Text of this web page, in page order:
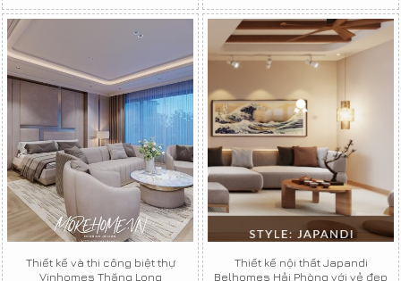
Thiết kế và thi công biệt thự
Vinhomes Thăng Long
Thiết kế nội thất Japandi
Belhomes Hải Phòng với vẻ đẹp